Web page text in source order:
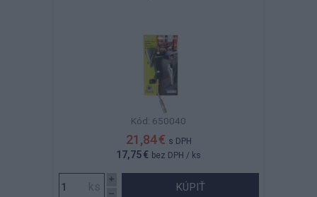
Kód: 650040
21,84 € s DPH
17,75 € bez DPH / ks
KÚPIŤ